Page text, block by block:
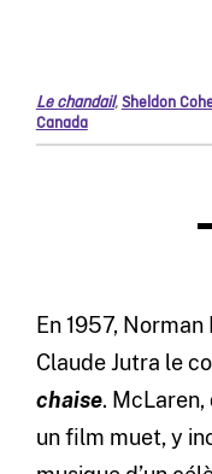
Le chandail,Sheldon
Canada
En 1957,
Claude Jutra le
chaise. McLaren,
un film muet, y